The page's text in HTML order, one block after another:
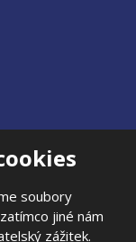
soubory
jiné nám
zážitek.